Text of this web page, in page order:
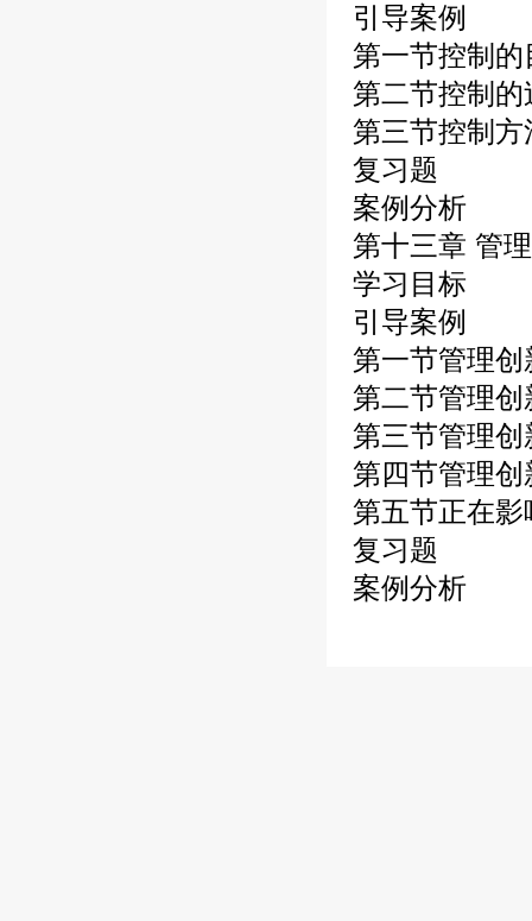
引导案例
第一节控制
第二节控制的
第三节控制方
复习题
案例分析
第十三章 管
学习目标
引导案例
第一节管理创
第二节管理
第三节管理创
第四节管理创
第五节正在
复习题
案例分析